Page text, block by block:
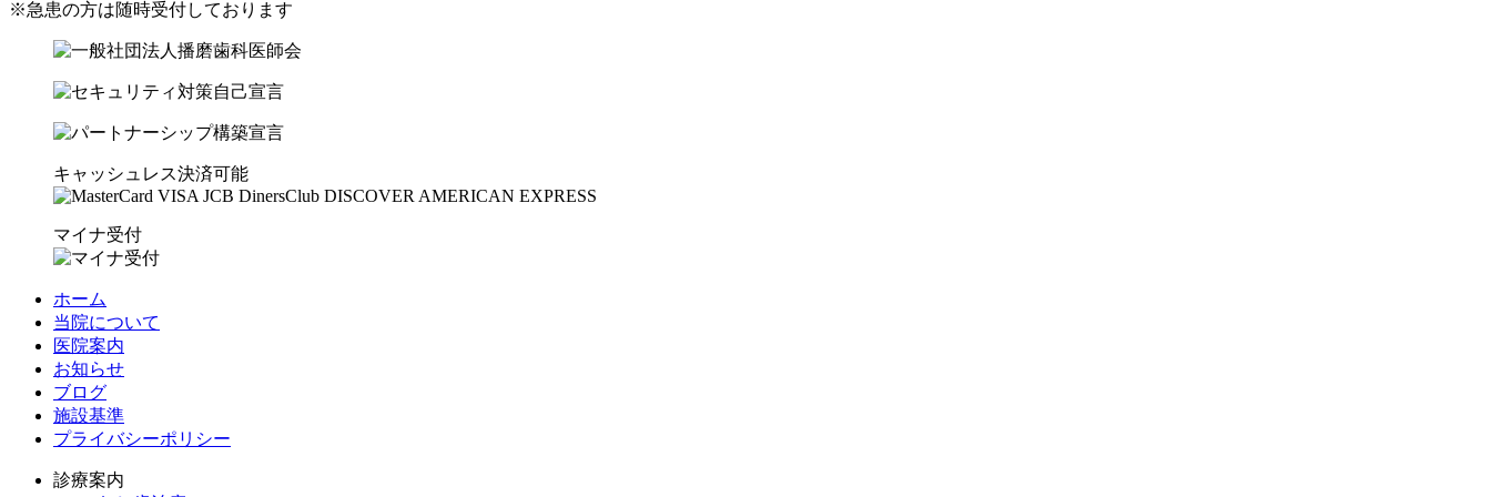
※急患の方は随時受付しております
キャッシュレス決済可能
マイナ受付
ホーム
当院について
医院案内
お知らせ
ブログ
施設基準
プライバシーポリシー
診療案内